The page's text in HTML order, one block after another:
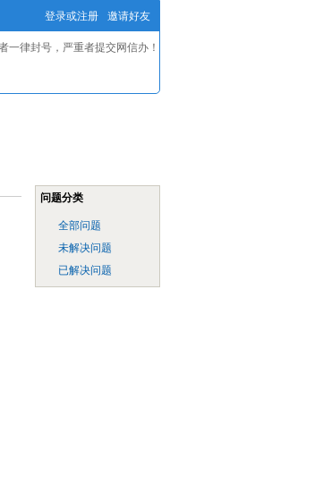
登录或注册 邀请好友
一律封号，严重者提交网信办！
问题分类
全部问题
未解决问题
已解决问题